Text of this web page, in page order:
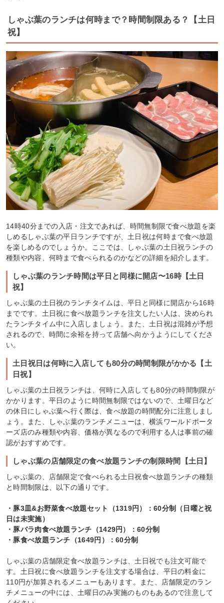
しゃぶ葉のランチは何時まで？時間制限ある？【土日
祝】
14時40分までの入店・注文であれば、時間無制限で食べ放題を楽
しめるしゃぶ葉の平日ランチですが、土日祝は何時まで食べ放題
を楽しめるのでしょうか。ここでは、しゃぶ葉の土日祝ランチの
種類や内容、何時まで食べられるのかなどの詳細を紹介します。
しゃぶ葉のランチ時間は平日と同様に開店〜16時【土日
祝】
しゃぶ葉の土日祝のランチタイムは、平日と同様に開店から16時
までです。土日祝に食べ放題ランチを注文したい人は、決められ
たランチタイム中に入店しましょう。また、土日祝は混雑が予想
されるので、時間に余裕を持って店舗へ向かうようにしてくださ
い。
土日祝日は何時に入店しても80分の時間制限がかかる【土
日祝】
しゃぶ葉の土日祝ランチは、何時に入店しても80分の時間制限が
かかります。平日のように時間無制限ではないので、土曜日など
の休日にしゃぶ葉へ行く際は、食べ放題の時間配分に注意しまし
ょう。また、しゃぶ葉のランチメニューは、横浜ワールドポータ
ーズ店のみ種類や内容、価格が異なるので利用する人は事前の確
認がおすすめです。
しゃぶ葉の店舗限定の食べ放題ランチの制限時間【土日】
しゃぶ葉の、店舗限定で食べられる土日祝食べ放題ランチの種類
と時間制限は、以下の通りです。
・豚3皿&お野菜食べ放題セット（1319円）：60分制（日曜と祝
日は未実施）
・豚バラ肉食べ放題ランチ（1429円）：60分制
・豚食べ放題ランチ（1649円）：60分制
しゃぶ葉の店舗限定食べ放題ランチは、土日祝でも注文可能で
す。土日祝に食べ放題ランチを注文する場合は、平日の料金に
110円が加算されるメニューもあります。また、店舗限定のラン
チメニューの中には、土曜日のみ実施のものもあるので注意して